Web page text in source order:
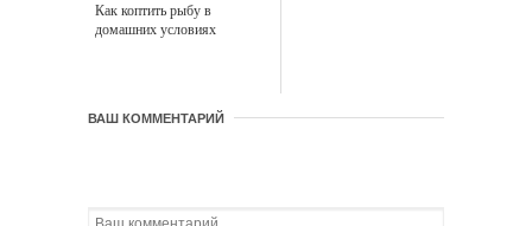
Как коптить рыбу в
домашних условиях
ВАШ КОММЕНТАРИЙ